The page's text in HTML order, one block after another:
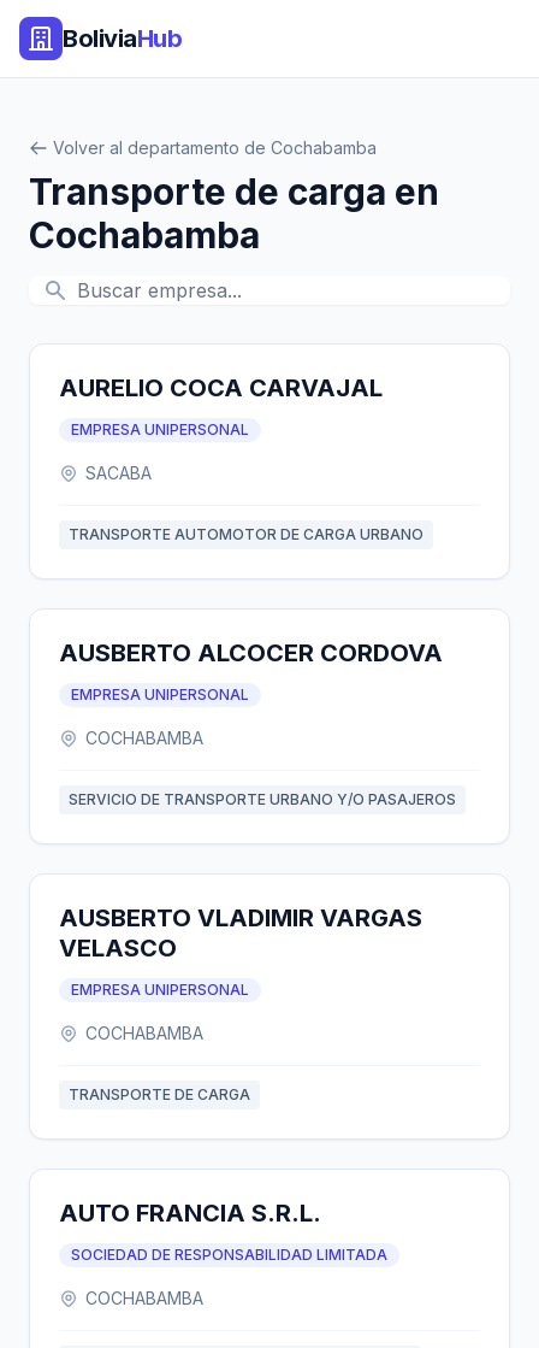
BoliviaHub
Volver al departamento de Cochabamba
Transporte de carga en
Cochabamba
AURELIO COCA CARVAJAL
EMPRESA UNIPERSONAL
SACABA
TRANSPORTE AUTOMOTOR DE CARGA URBANO
AUSBERTO ALCOCER CORDOVA
EMPRESA UNIPERSONAL
COCHABAMBA
SERVICIO DE TRANSPORTE URBANO Y/O PASAJEROS
AUSBERTO VLADIMIR VARGAS
VELASCO
EMPRESA UNIPERSONAL
COCHABAMBA
TRANSPORTE DE CARGA
AUTO FRANCIA S.R.L.
SOCIEDAD DE RESPONSABILIDAD LIMITADA
COCHABAMBA